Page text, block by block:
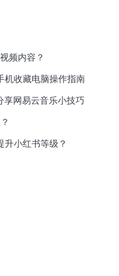
频内容？
机收藏电脑操作指南
网易云音乐小技巧
小红书等级？